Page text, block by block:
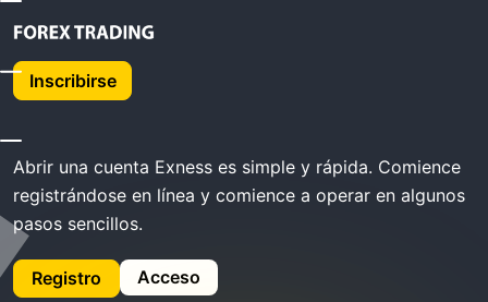
Inscribirse
Inicio Exness Abrir Cuenta
Exness Abrir cuenta
Abrir una cuenta Exness es simple y rápida. Comience
registrándose en línea y comience a operar en algunos
pasos sencillos.
Registro Acceso